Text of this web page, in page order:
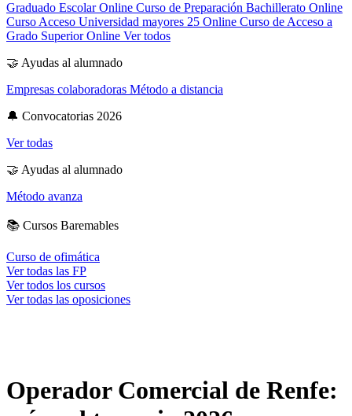
Graduado Escolar Online Curso de Preparación Bachillerato Online
Curso Acceso Universidad mayores 25 Online Curso de Acceso a
Grado Superior Online Ver todos
🤝 Ayudas al alumnado
Empresas colaboradoras Método a distancia
🔔 Convocatorias 2026
Ver todas
🤝 Ayudas al alumnado
Método avanza
📚 Cursos Baremables
Curso de ofimática
Ver todas las FP
Ver todos los cursos
Ver todas las oposiciones
Operador Comercial de Renfe: